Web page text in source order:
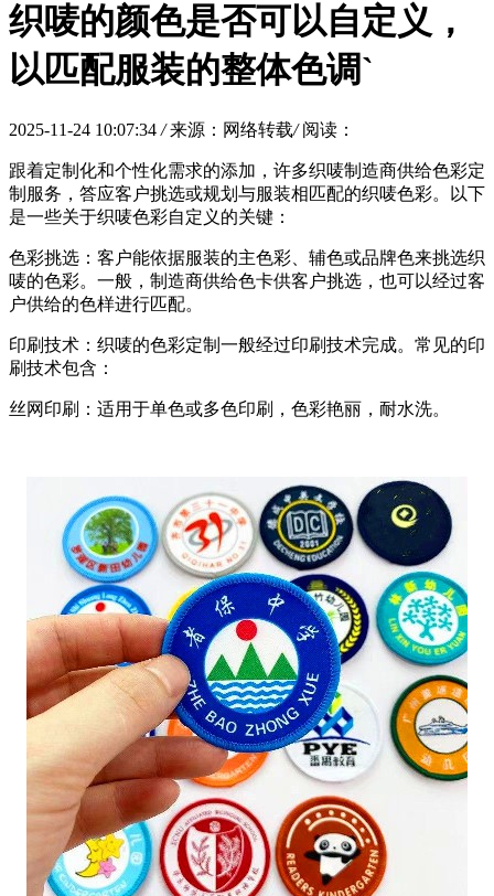
织唛的颜色是否可以自定义，
以匹配服装的整体色调`
2025-11-24 10:07:34 / 来源：网络转载/ 阅读：
跟着定制化和个性化需求的添加，许多织唛制造商供给色彩定
制服务，答应客户挑选或规划与服装相匹配的织唛色彩。以下
是一些关于织唛色彩自定义的关键：
色彩挑选：客户能依据服装的主色彩、辅色或品牌色来挑选织
唛的色彩。一般，制造商供给色卡供客户挑选，也可以经过客
户供给的色样进行匹配。
印刷技术：织唛的色彩定制一般经过印刷技术完成。常见的印
刷技术包含：
丝网印刷：适用于单色或多色印刷，色彩艳丽，耐水洗。